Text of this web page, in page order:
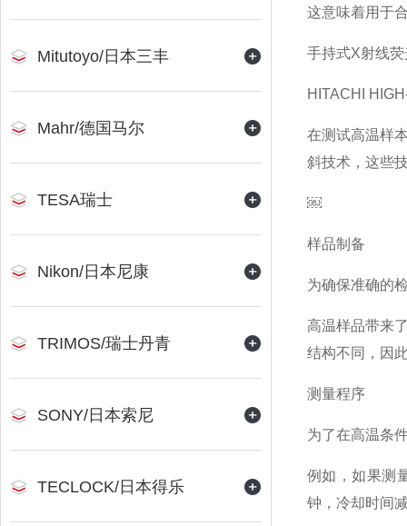
Mitutoyo/日本三丰
Mahr/德国马尔
TESA瑞士
Nikon/日本尼康
TRIMOS/瑞士丹青
SONY/日本索尼
TECLOCK/日本得乐
这意味着用于
手持式X射线
HITACHI
在测试高温样
斜技术，这些
￼
样品制备
为确保准确的
高温样品带来
结构不同，因
测量程序
为了在高温条
例如，如果测
钟，冷却时间